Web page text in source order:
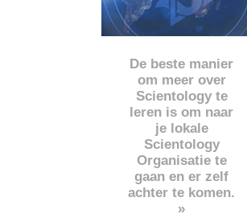
De beste manier
om meer over
Scientology te
leren is om naar
je lokale
Scientology
Organisatie te
gaan en er zelf
achter te komen.
»